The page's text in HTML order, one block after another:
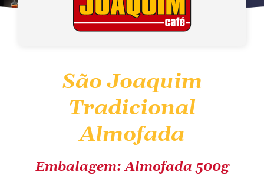
SAC / Ouvidoria
COMPRE ONLINE
São Joaquim
Tradicional
Almofada
Embalagem: Almofada 500g